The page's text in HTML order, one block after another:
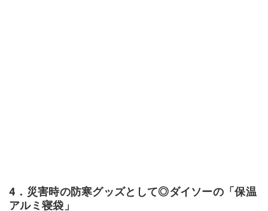
4．災害時の防寒グッズとして◎ダイソーの「保温
アルミ寝袋」